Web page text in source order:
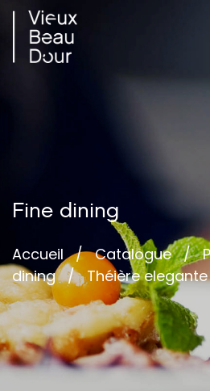
Fine dining
Accueil /Catalogue /
dining /Théière